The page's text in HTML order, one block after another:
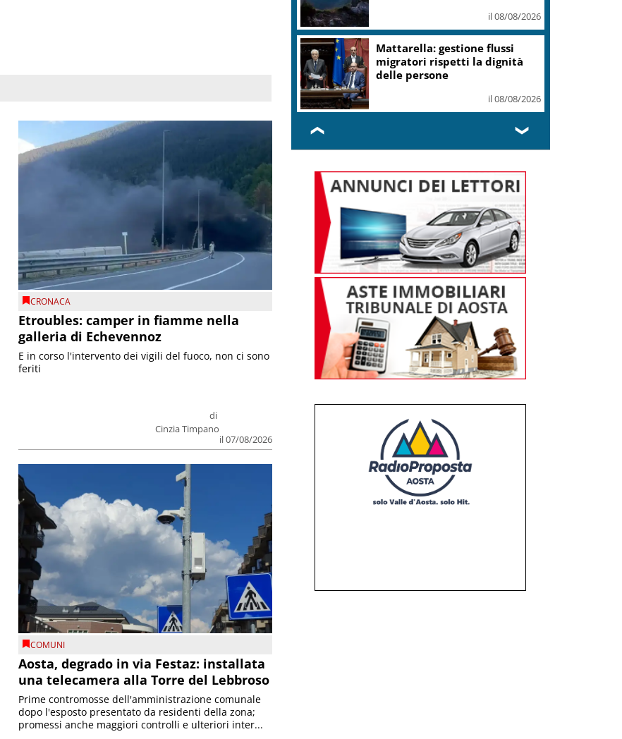
CRONACA
Etroubles: camper in fiamme nella
galleria di Echevennoz
di
Cinzia Timpano
il 07/08/2026
E in corso l'intervento dei vigili del fuoco, non ci sono
feriti
COMUNI
Aosta, degrado in via Festaz: installata
una telecamera alla Torre del Lebbroso
Prime contromosse dell'amministrazione comunale
dopo l'esposto presentato da residenti della zona;
promessi anche maggiori controlli e ulteriori inter...
il 08/08/2026
Mattarella: gestione flussi
migratori rispetti la dignità
delle persone
il 08/08/2026
❮ ❯